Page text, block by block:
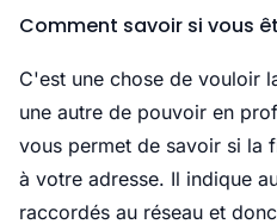
Comment savoir si vous
C'est une chose de vouloir
une autre de pouvoir en
vous permet de savoir si la
à votre adresse. Il indique
raccordés au réseau et